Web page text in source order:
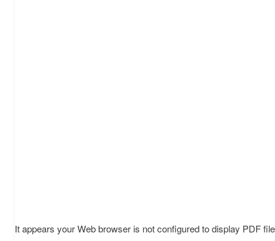
It appears your Web browser is not configured to display PDF